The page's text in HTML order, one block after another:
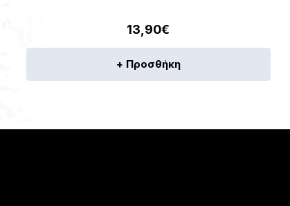
13,90€
+ Προσθήκη